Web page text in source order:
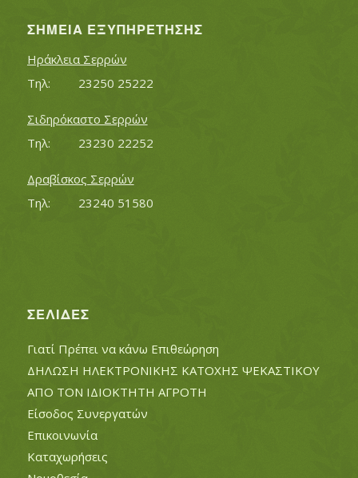
ΣΗΜΕΊΑ ΕΞΥΠΗΡΈΤΗΣΗΣ
Ηράκλεια Σερρών
Τηλ:		23250 25222
Σιδηρόκαστο Σερρών
Τηλ:		23230 22252
Δραβίσκος Σερρών
Τηλ:		23240 51580
ΣΕΛΊΔΕΣ
Γιατί Πρέπει να κάνω Επιθεώρηση
ΔΗΛΩΣΗ ΗΛΕΚΤΡΟΝΙΚΗΣ ΚΑΤΟΧΗΣ ΨΕΚΑΣΤΙΚΟΥ
ΑΠΟ ΤΟΝ ΙΔΙΟΚΤΗΤΗ ΑΓΡΟΤΗ
Είσοδος Συνεργατών
Επικοινωνία
Καταχωρήσεις